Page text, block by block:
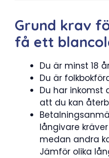
Grund krav
få ett
Du är minst 18
Du är
Du har inkomst
att du kan
långivare
medan andra
Jämför olika